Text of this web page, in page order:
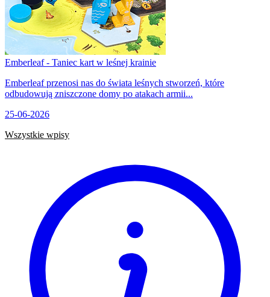
Emberleaf - Taniec kart w leśnej krainie
Emberleaf przenosi nas do świata leśnych stworzeń, które
odbudowują zniszczone domy po atakach armii...
25-06-2026
Wszystkie wpisy